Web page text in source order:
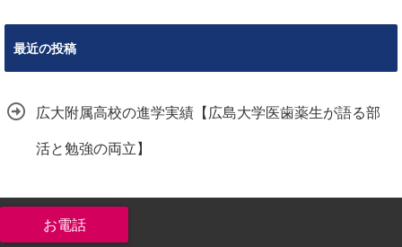
最近の投稿
広大附属高校の進学実績【広島大学医歯薬生が語る部
活と勉強の両立】
西条(東広島)で受験生におすすめの自習室5選【勉強が